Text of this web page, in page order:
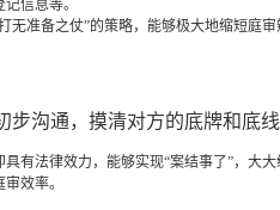
信息等。
准备之仗”的策略，能够极大地缩短庭审
沟通，摸清对方的底牌和底线
有法律效力，能够实现“案结事了”，大大
效率。